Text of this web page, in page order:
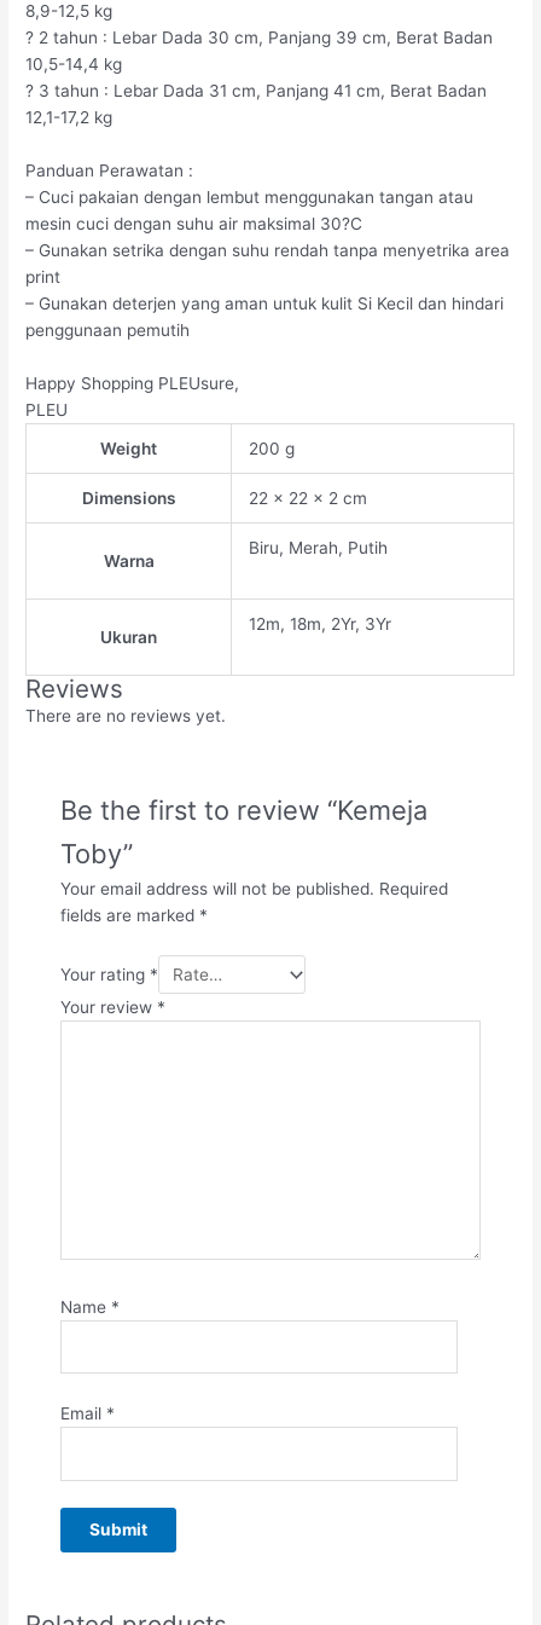
8,9-12,5 kg
? 2 tahun : Lebar Dada 30 cm, Panjang 39 cm, Berat Badan
10,5-14,4 kg
? 3 tahun : Lebar Dada 31 cm, Panjang 41 cm, Berat Badan
12,1-17,2 kg
Panduan Perawatan :
– Cuci pakaian dengan lembut menggunakan tangan atau
mesin cuci dengan suhu air maksimal 30?C
– Gunakan setrika dengan suhu rendah tanpa menyetrika area
print
– Gunakan deterjen yang aman untuk kulit Si Kecil dan hindari
penggunaan pemutih
Happy Shopping PLEUsure,
PLEU
Weight
200 g
Dimensions 22 × 22 × 2 cm
Warna
Biru, Merah, Putih
Ukuran
12m, 18m, 2Yr, 3Yr
Reviews
There are no reviews yet.
Be the first to review “Kemeja
Toby”
Your email address will not be published. Required
fields are marked *
Your rating *
Your review *
Name *
Email *